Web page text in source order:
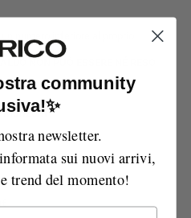
NON PUÒ ESSERE NÉ RESO
Manzoni
community
newsletter.
sui nuovi arrivi,
trend del momento!